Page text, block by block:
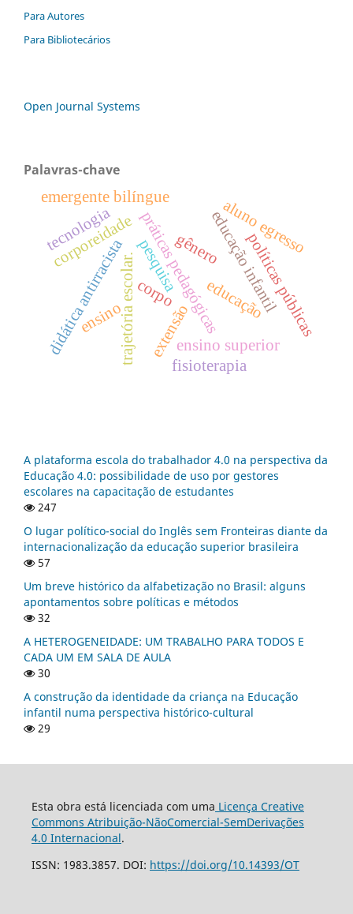
Para Autores
Para Bibliotecários
Open Journal Systems
Palavras-chave
educação
corpo
ensino
pesquisa
extensão
práticas pedagógicas
didática antirracista educação infantil
políticas públicas
trajetória escolar. ensino superior
aluno egresso
fisioterapia
emergente bilíngue
gênero
corporeidade
tecnologia
A plataforma escola do trabalhador 4.0 na perspectiva da
Educação 4.0: possibilidade de uso por gestores
escolares na capacitação de estudantes
247
O lugar político-social do Inglês sem Fronteiras diante da
internacionalização da educação superior brasileira
57
Um breve histórico da alfabetização no Brasil: alguns
apontamentos sobre políticas e métodos
32
A HETEROGENEIDADE: UM TRABALHO PARA TODOS E
CADA UM EM SALA DE AULA
30
A construção da identidade da criança na Educação
infantil numa perspectiva histórico-cultural
29
Esta obra está licenciada com uma Licença Creative
Commons Atribuição-NãoComercial-SemDerivações
4.0 Internacional.
ISSN: 1983.3857. DOI: https://doi.org/10.14393/OT